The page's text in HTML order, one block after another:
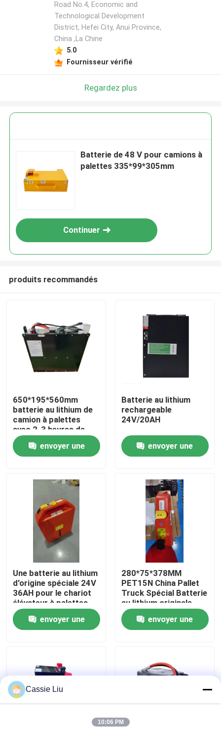
Maison
Au sujet de nous
Visite d'usine
Contrôle de qualité
Demandez une citation
batterie au lithium de chariot élévateur
Lithium électrique Ion Battery de chariot élévateur
Batterie de chariot élévateur au lithium-ion de 48 volts
Batterie de camion de palette
Road No.4, Economic and
Technological Development
District, Hefei City, Anui Province,
China ,La Chine
5.0
Fournisseur vérifié
Regardez plus
Batterie de 48 V pour camions à
palettes 335*99*305mm
Continuer
produits recommandés
650*195*560mm
batterie au lithium de
camion à palettes
avec 2-3 heures de
temps de décharge
pour les opérations
envoyer une
Batterie au lithium
rechargeable
24V/20AH
envoyer une
Une batterie au lithium
d'origine spéciale 24V
36AH pour le chariot
élévateur à palettes
PET15N
envoyer une
280*75*378MM
PET15N China Pallet
Truck Spécial Batterie
au lithium originale
24V 36AH
envoyer une
Cassie Liu
10:06 PM